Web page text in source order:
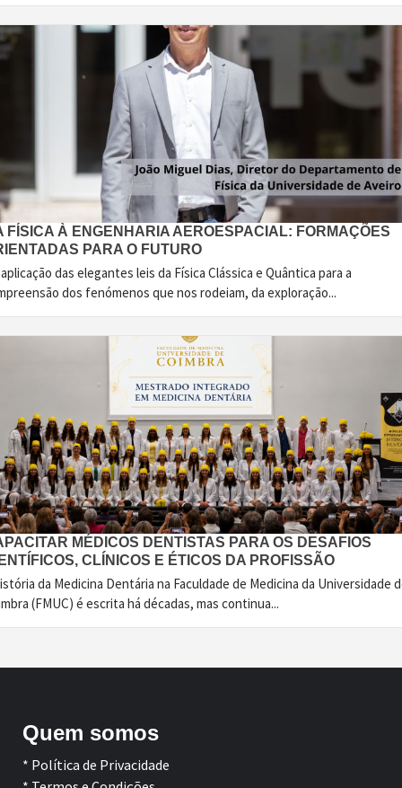
FÍSICA À ENGENHARIA AEROESPACIAL: FORMAÇÕES
PARA O FUTURO
das elegantes leis da Física Clássica e Quântica para a
dos fenómenos que nos rodeiam, da exploração...
MÉDICOS DENTISTAS PARA OS DESAFIOS
CLÍNICOS E ÉTICOS DA PROFISSÃO
da Medicina Dentária na Faculdade de Medicina da Universidade
(FMUC) é escrita há décadas, mas continua...
Quem somos
* Política de Privacidade